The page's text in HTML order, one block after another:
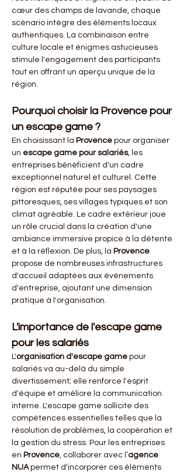
cœur des champs de lavande, chaque
scénario intègre des éléments locaux
authentiques. La combinaison entre
culture locale et énigmes astucieuses
stimule l'engagement des participants
tout en offrant un aperçu unique de la
région.
Pourquoi choisir la Provence pour
un escape game ?
En choisissant la Provence pour organiser
un escape game pour salariés, les
entreprises bénéficient d'un cadre
exceptionnel naturel et culturel. Cette
région est réputée pour ses paysages
pittoresques, ses villages typiques et son
climat agréable. Le cadre extérieur joue
un rôle crucial dans la création d'une
ambiance immersive propice à la détente
et à la réflexion. De plus, la Provence
propose de nombreuses infrastructures
d'accueil adaptées aux événements
d'entreprise, ajoutant une dimension
pratique à l'organisation.
L'importance de l'escape game
pour les salariés
L'organisation d'escape game pour
salariés va au-delà du simple
divertissement; elle renforce l'esprit
d'équipe et améliore la communication
interne. L'escape game sollicite des
compétences essentielles telles que la
résolution de problèmes, la coopération et
la gestion du stress. Pour les entreprises
en Provence, collaborer avec l’agence
NUA permet d'incorporer ces éléments